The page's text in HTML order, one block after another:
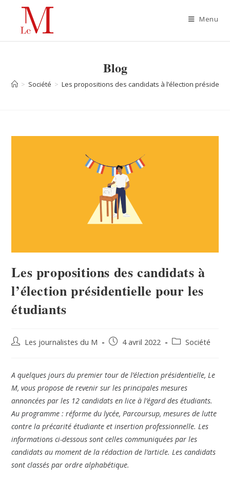
Menu
Blog
> Société > Les propositions des candidats à l’élection
Les propositions des candidats à
l’élection présidentielle pour les
étudiants
Les journalistes du M 4 avril 2022 Société
A quelques jours du premier tour de l’élection présidentielle, Le
M, vous propose de revenir sur les principales mesures
annoncées par les 12 candidats en lice à l’égard des étudiants.
Au programme : réforme du lycée, Parcoursup, mesures de lutte
contre la précarité étudiante et insertion professionnelle. Les
informations ci-dessous sont celles communiquées par les
candidats au moment de la rédaction de l’article. Les candidats
sont classés par ordre alphabétique.